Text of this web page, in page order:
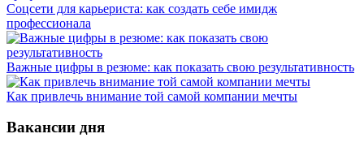
Соцсети для карьериста: как создать себе имидж
профессионала
Важные цифры в резюме: как показать свою результативность
Как привлечь внимание той самой компании мечты
Вакансии дня